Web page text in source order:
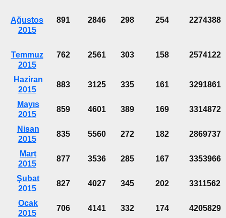
Ağustos
2015
891 2846 298 254 2274388
Temmuz
2015
762 2561 303 158 2574122
Haziran
2015
883 3125 335 161 3291861
Mayıs
2015
859 4601 389 169 3314872
Nisan
2015
835 5560 272 182 2869737
Mart
2015
877 3536 285 167 3353966
Şubat
2015
827 4027 345 202 3311562
Ocak
2015
706 4141 332 174 4205829